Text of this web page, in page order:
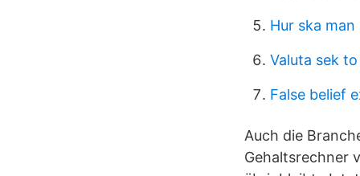
Hur ska
Valuta sek
False belief
Auch die
Gehaltsrechner